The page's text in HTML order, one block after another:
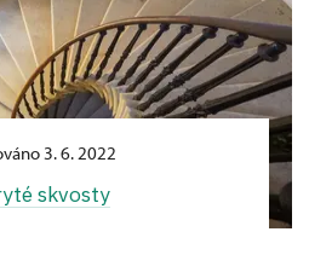
3. 6. 2022
skvosty